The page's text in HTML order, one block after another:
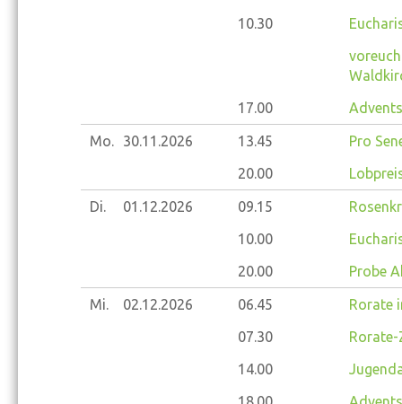
10.30
17.00
Mo. 30.11.2026 13.45
Pro
20.00
Di. 01.12.2026 09.15
10.00
20.00
Probe
Mi. 02.12.2026 06.45
Rorate
07.30
14.00